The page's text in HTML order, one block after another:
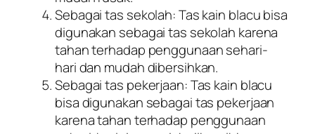
Sebagai tas sekolah: Tas kain blacu bisa
digunakan sebagai tas sekolah karena
tahan terhadap penggunaan sehari-
hari dan mudah dibersihkan.
Sebagai tas pekerjaan: Tas kain blacu
bisa digunakan sebagai tas pekerjaan
karena tahan terhadap penggunaan